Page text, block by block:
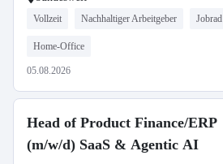
Vollzeit Nachhaltiger Arbeitgeber Jobrad
Home-Office
05.08.2026
Head of Product Finance/ERP
(m/w/d) SaaS & Agentic AI